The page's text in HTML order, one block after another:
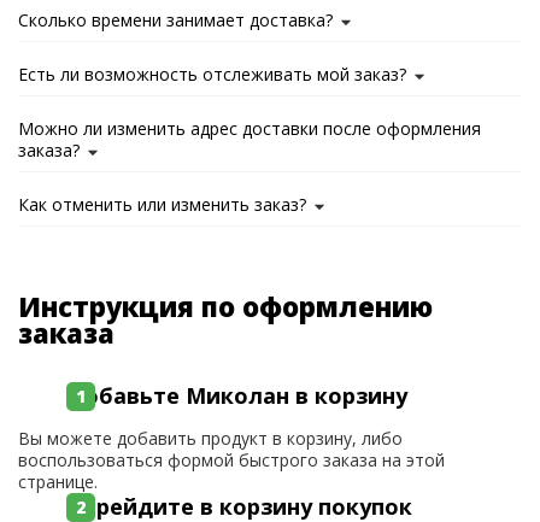
Сколько времени занимает доставка?
Есть ли возможность отслеживать мой заказ?
Можно ли изменить адрес доставки после оформления
заказа?
Как отменить или изменить заказ?
Инструкция по оформлению
заказа
Добавьте Миколан в корзину
Вы можете добавить продукт в корзину, либо
воспользоваться формой быстрого заказа на этой
странице.
Перейдите в корзину покупок